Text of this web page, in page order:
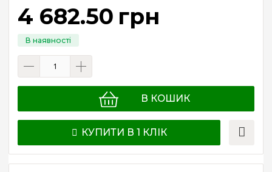
4 682.50 грн
В КОШИК
КУПИТИ В 1 КЛІК